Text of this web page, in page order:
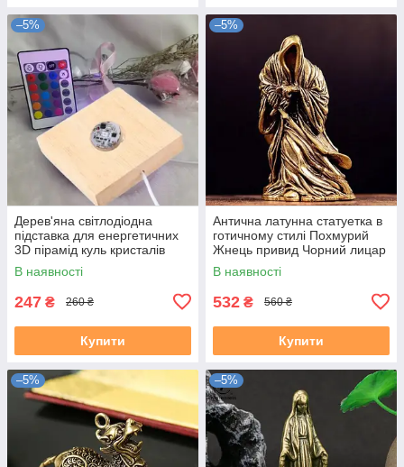
–5%
Дерев'яна світлодіодна
підставка для енергетичних
3D пірамід куль кристалів
Рейкі Чакра Медитація
В наявності
247 ₴ 260 ₴
Купити
–5%
Антична латунна статуетка в
готичному стилі Похмурий
Жнець привид Чорний лицар
Назгул
В наявності
532 ₴ 560 ₴
Купити
–5% –5%